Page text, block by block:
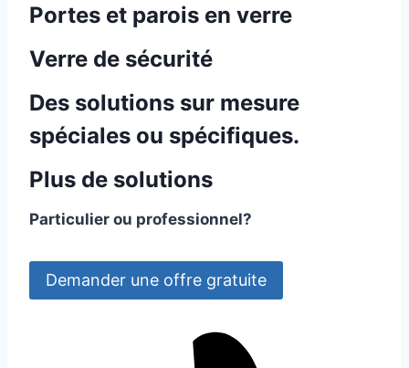
Portes et parois en verre
Verre de sécurité
Des solutions sur mesure
spéciales ou spécifiques.
Plus de solutions
Particulier ou professionnel?
Demander une offre gratuite